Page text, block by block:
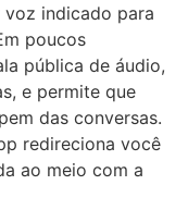
indicado para
poucos
pública de áudio,
e permite que
das conversas.
redireciona você
ao meio com a